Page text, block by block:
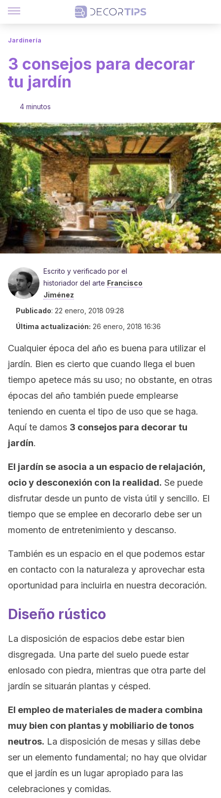
Jardinería
3 consejos para decorar
tu jardín
4 minutos
Escrito y verificado por el
historiador del arte Francisco
Jiménez
Publicado: 22 enero, 2018 09:28
Última actualización: 26 enero, 2018 16:36
Cualquier época del año es buena para utilizar el
jardín. Bien es cierto que cuando llega el buen
tiempo apetece más su uso; no obstante, en otras
épocas del año también puede emplearse
teniendo en cuenta el tipo de uso que se haga.
Aquí te damos 3 consejos para decorar tu
jardín.
El jardín se asocia a un espacio de relajación,
ocio y desconexión con la realidad. Se puede
disfrutar desde un punto de vista útil y sencillo. El
tiempo que se emplee en decorarlo debe ser un
momento de entretenimiento y descanso.
También es un espacio en el que podemos estar
en contacto con la naturaleza y aprovechar esta
oportunidad para incluirla en nuestra decoración.
Diseño rústico
La disposición de espacios debe estar bien
disgregada. Una parte del suelo puede estar
enlosado con piedra, mientras que otra parte del
jardín se situarán plantas y césped.
El empleo de materiales de madera combina
muy bien con plantas y mobiliario de tonos
neutros. La disposición de mesas y sillas debe
ser un elemento fundamental; no hay que olvidar
que el jardín es un lugar apropiado para las
celebraciones y comidas.